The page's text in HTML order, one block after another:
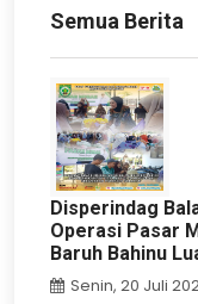
Semua Berita
Disperindag
Operasi Pasar
Baruh Bahinu
Senin, 20 Juli